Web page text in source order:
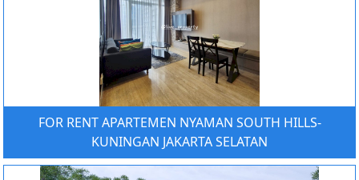
FOR RENT APARTEMEN NYAMAN SOUTH HILLS-
KUNINGAN JAKARTA SELATAN